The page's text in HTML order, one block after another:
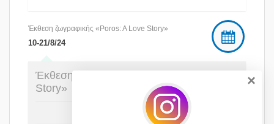
Έκθεση ζωγραφικής «Poros: A Love Story»
10-21/8/24
Έκθεση ζωγραφικής «Poros: A Love
Story»
×